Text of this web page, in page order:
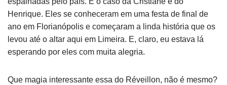
Henrique. Eles se conheceram em uma festa de final de
ano em Florianópolis e começaram a linda história que os
levou até o altar aqui em Limeira. E, claro, eu estava lá
esperando por eles com muita alegria.
Que magia interessante essa do Réveillon, não é mesmo?